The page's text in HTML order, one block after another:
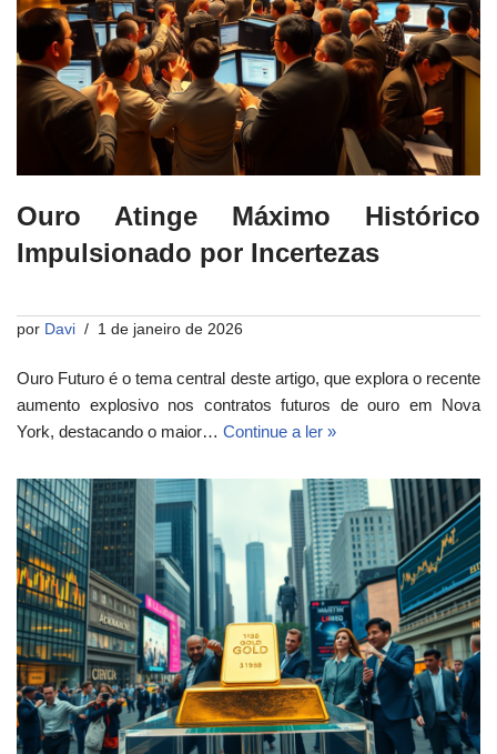
Ouro Atinge Máximo Histórico
Impulsionado por Incertezas
por Davi 1 de janeiro de 2026
Ouro Futuro é o tema central deste artigo, que explora o recente
aumento explosivo nos contratos futuros de ouro em Nova
York, destacando o maior… Continue a ler »